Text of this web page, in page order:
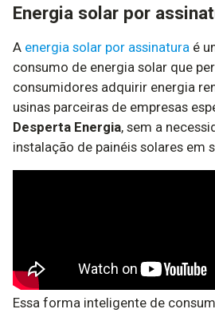
Energia solar por
A energia solar por assinatura é
consumo de energia solar que
consumidores adquirir energia
usinas parceiras de empresas
Desperta Energia, sem a
instalação de painéis solares em
Essa forma inteligente de